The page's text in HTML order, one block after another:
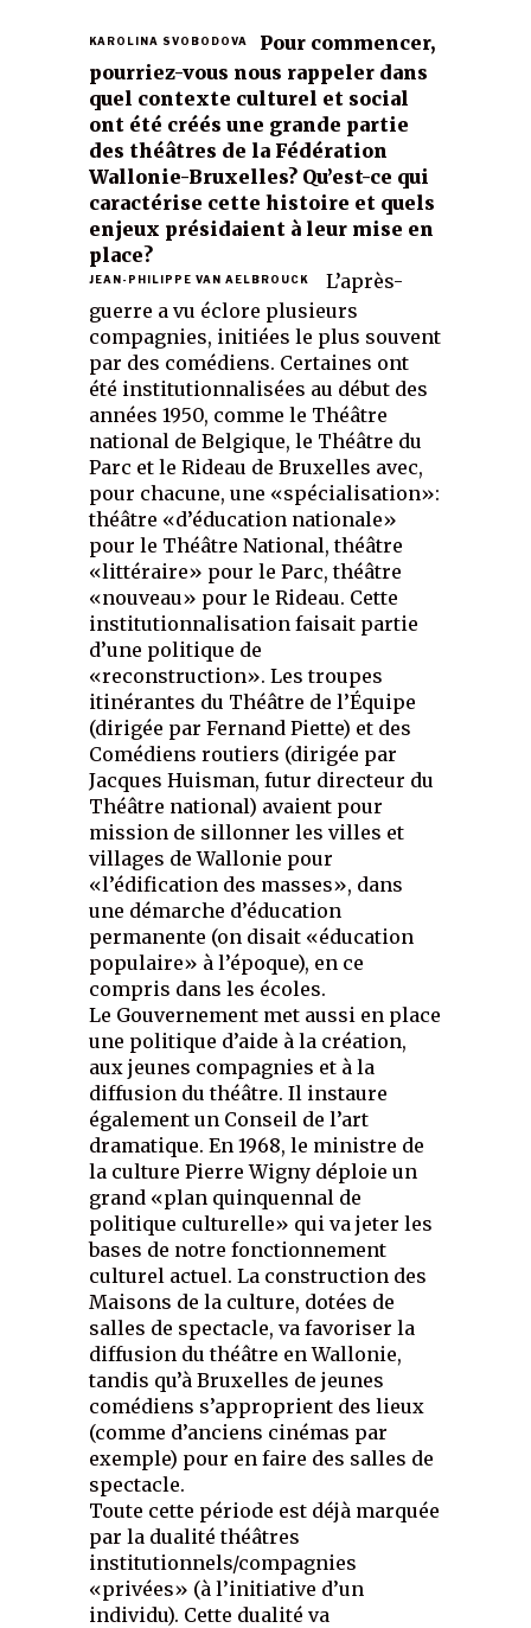
KAROLINA SVOBODOVA
Pour commencer,
pourriez-vous nous rappeler dans
quel contexte culturel et social
ont été créés une grande partie
des théâtres de la Fédération
Wallonie-Bruxelles? Qu’est-ce qui
caractérise cette histoire et quels
enjeux présidaient à leur mise en
place?
JEAN-PHILIPPE VAN AELBROUCK
L’après-
guerre a vu éclore plusieurs
compagnies, initiées le plus souvent
par des comédiens. Certaines ont
été institutionnalisées au début des
années 1950, comme le Théâtre
national de Belgique, le Théâtre du
Parc et le Rideau de Bruxelles avec,
pour chacune, une «spécialisation»:
théâtre «d’éducation nationale»
pour le Théâtre National, théâtre
«littéraire» pour le Parc, théâtre
«nouveau» pour le Rideau. Cette
institutionnalisation faisait partie
d’une politique de
«reconstruction». Les troupes
itinérantes du Théâtre de l’Équipe
(dirigée par Fernand Piette) et des
Comédiens routiers (dirigée par
Jacques Huisman, futur directeur du
Théâtre national) avaient pour
mission de sillonner les villes et
villages de Wallonie pour
«l’édification des masses», dans
une démarche d’éducation
permanente (on disait «éducation
populaire» à l’époque), en ce
compris dans les écoles.
Le Gouvernement met aussi en place
une politique d’aide à la création,
aux jeunes compagnies et à la
diffusion du théâtre. Il instaure
également un Conseil de l’art
dramatique. En 1968, le ministre de
la culture Pierre Wigny déploie un
grand «plan quinquennal de
politique culturelle» qui va jeter les
bases de notre fonctionnement
culturel actuel. La construction des
Maisons de la culture, dotées de
salles de spectacle, va favoriser la
diffusion du théâtre en Wallonie,
tandis qu’à Bruxelles de jeunes
comédiens s’approprient des lieux
(comme d’anciens cinémas par
exemple) pour en faire des salles de
spectacle.
Toute cette période est déjà marquée
par la dualité théâtres
institutionnels/compagnies
«privées» (à l’initiative d’un
individu). Cette dualité va